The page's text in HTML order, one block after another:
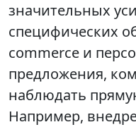
значительных
специфических
commerce и
предложения,
наблюдать
Например,